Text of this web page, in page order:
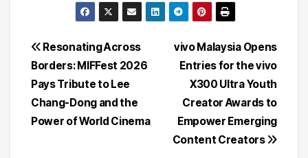
Post
navigation
vivo Malaysia Opens
Entries for the vivo
X300 Ultra Youth
Creator Awards to
Empower Emerging
Content Creators
Resonating Across
Borders: MIFFest 2026
Pays Tribute to Lee
Chang-Dong and the
Power of World Cinema